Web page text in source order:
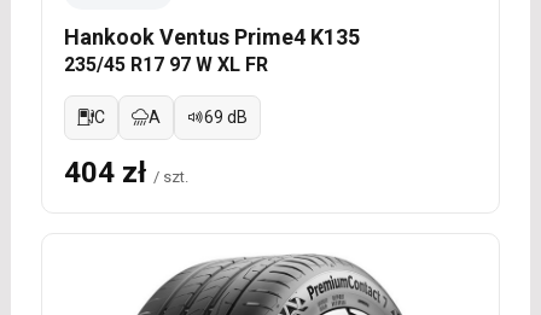
Hankook Ventus Prime4 K135
235/45 R17 97 W XL FR
C A 69 dB
404 zł / szt.